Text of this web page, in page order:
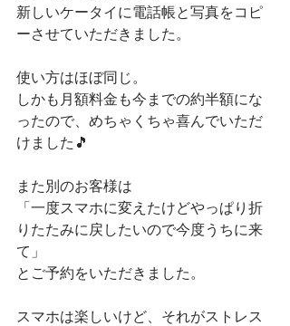
新しいケータイに電話帳と写真をコピ
ーさせていただきました。
使い方はほぼ同じ。
しかも月額料金も今までの約半額にな
ったので、めちゃくちゃ喜んでいただ
けました🎵
また別のお客様は
「一度スマホに変えたけどやっぱり折
りたたみに戻したいので今度うちに来
て」
とご予約をいただきました。
スマホは楽しいけど、それがストレス